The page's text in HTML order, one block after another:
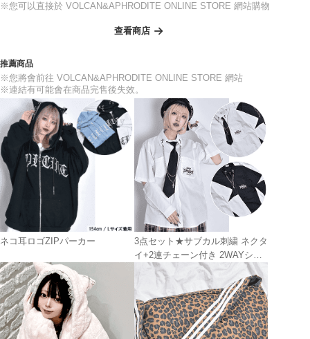
※您可以直接於 VOLCAN&APHRODITE ONLINE STORE 網站購物
查看商店
推薦商品
※您將會前往 VOLCAN&APHRODITE ONLINE STORE 網站
※連結有可能會在商品完售後失效。
ネコ耳ロゴZIPパーカー
3点セット★サブカル刺繍 ネクタ
イ+2連チェーン付き 2WAYシャ